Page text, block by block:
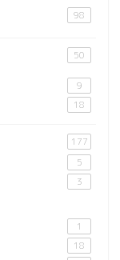
98
50
9
18
177
5
3
1
18